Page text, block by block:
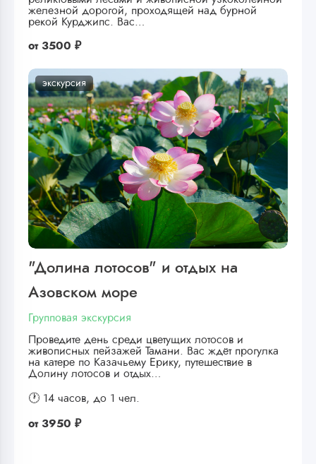
железной дорогой, проходящей над бурной
рекой Курджипс. Вас…
от 3500 ₽
экскурсия
"Долина лотосов" и отдых на
Азовском море
Групповая экскурсия
Проведите день среди цветущих лотосов и
живописных пейзажей Тамани. Вас ждёт прогулка
на катере по Казачьему Ерику, путешествие в
Долину лотосов и отдых…
🕐 14 часов, до 1 чел.
от 3950 ₽